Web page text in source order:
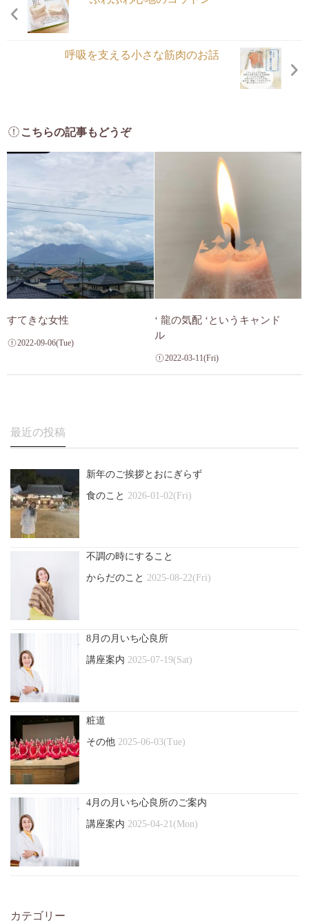
呼吸を支える小さな筋肉のお話
こちらの記事もどうぞ
すてきな女性
2022-09-06(Tue)
‘ 龍の気配 ‘というキャンド
ル
2022-03-11(Fri)
最近の投稿
新年のご挨拶とおにぎらず
食のこと 2026-01-02(Fri)
不調の時にすること
からだのこと 2025-08-22(Fri)
8月の月いち心良所
講座案内 2025-07-19(Sat)
粧道
その他 2025-06-03(Tue)
4月の月いち心良所のご案内
講座案内 2025-04-21(Mon)
カテゴリー